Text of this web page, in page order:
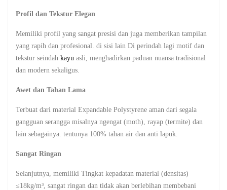
Profil dan Tekstur Elegan
Memiliki profil yang sangat presisi dan juga memberikan tampilan
yang rapih dan profesional. di sisi lain Di perindah lagi motif dan
tekstur seindah kayu asli, menghadirkan paduan nuansa tradisional
dan modern sekaligus.
Awet dan Tahan Lama
Terbuat dari material Expandable Polystyrene aman dari segala
gangguan serangga misalnya ngengat (moth), rayap (termite) dan
lain sebagainya. tentunya 100% tahan air dan anti lapuk.
Sangat Ringan
Selanjutnya, memiliki Tingkat kepadatan material (densitas)
≤18kg/m³, sangat ringan dan tidak akan berlebihan membebani